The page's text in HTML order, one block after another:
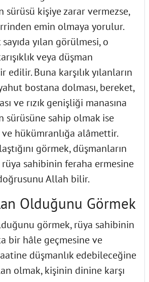
sürüsü kişiye zarar vermezse,
emin olmaya yorulur.
yılan görülmesi, o
veya düşman
edilir. Buna karşılık yılanların
bostana dolması, bereket,
ve rızık genişliği manasına
sürüsüne sahip olmak ise
hükümranlığa alâmettir.
görmek, düşmanların
rüya sahibinin feraha ermesine
Allah bilir.
Olduğunu Görmek
görmek, rüya sahibinin
bir hâle geçmesine ve
düşmanlık edebileceğine
olmak, kişinin dinine karşı